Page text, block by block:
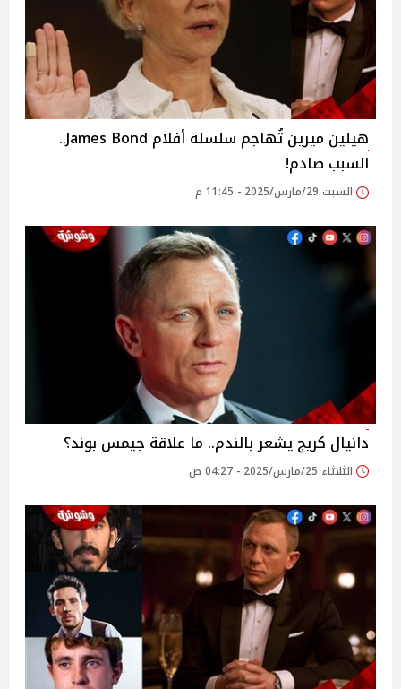
هيلين ميرين تُهاجم سلسلة أفلام James Bond..
السبب صادم!
السبت 29/مارس/2025 - 11:45 م
دانيال كريج يشعر بالندم.. ما علاقة جيمس بوند؟
الثلاثاء 25/مارس/2025 - 04:27 ص